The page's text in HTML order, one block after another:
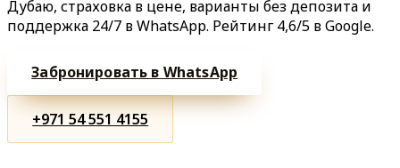
Дубаю, страховка в цене, варианты без депозита и
поддержка 24/7 в WhatsApp. Рейтинг 4,6/5 в Google.
Забронировать в WhatsApp
+971 54 551 4155